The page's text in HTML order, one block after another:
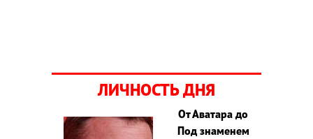
ЛИЧНОСТЬ ДНЯ
От Аватара до
Под знаменем